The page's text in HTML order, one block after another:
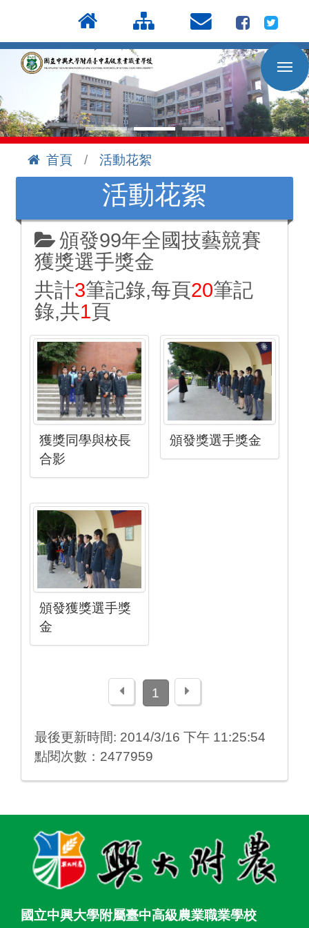
到
內
容
區
首頁
活動花絮
活動花絮
頒發99年全國技藝競賽
獲獎選手獎金
共計3筆記錄,每頁20筆記
錄,共1頁
獲獎同學與校長
合影
頒發獎選手獎金
頒發獲獎選手獎
金
上一頁1 下一頁
最後更新時間: 2014/3/16 下午 11:25:54
點閱次數：2477959
國立中興大學附屬臺中高級農業職業學校